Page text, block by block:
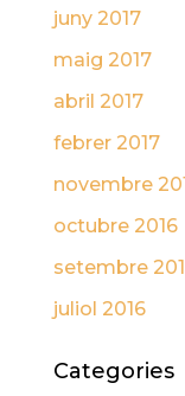
juny 2017
maig 2017
abril 2017
febrer 2017
novembre
octubre 2016
setembre
juliol 2016
Categories